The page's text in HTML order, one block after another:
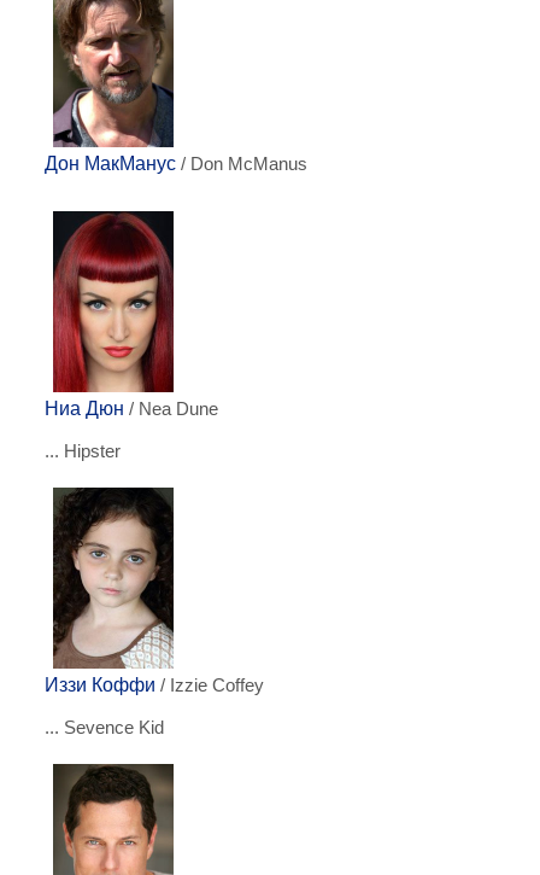
Дон МакМанус / Don McManus
Ниа Дюн / Nea Dune
... Hipster
Иззи Коффи / Izzie Coffey
... Sevence Kid